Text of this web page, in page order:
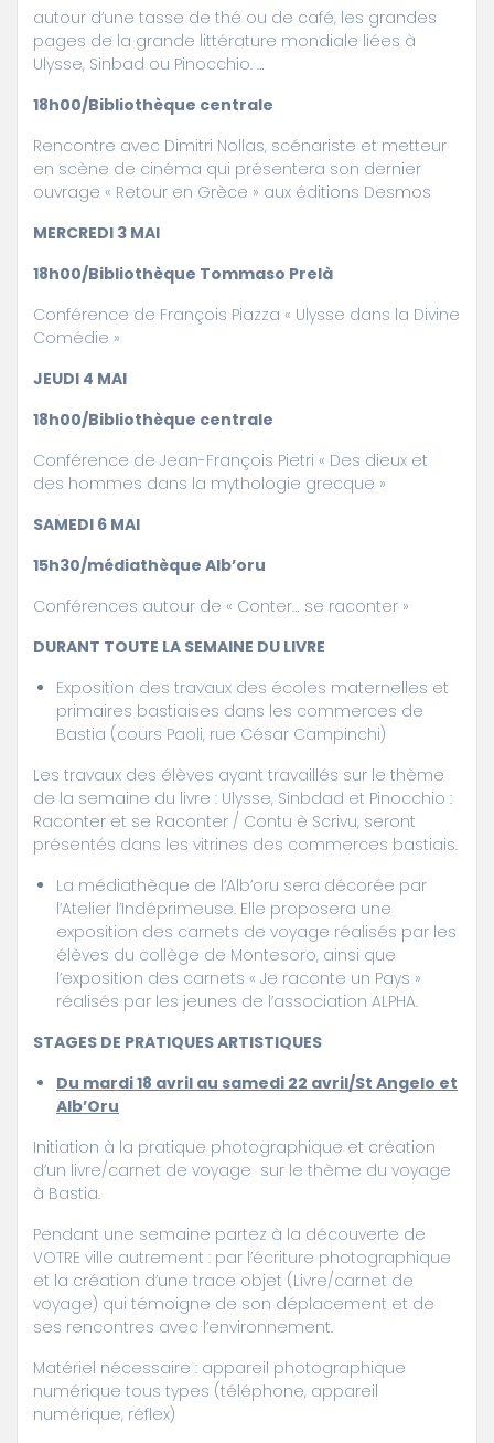
autour d’une tasse de thé ou de café, les grandes
pages de la grande littérature mondiale liées à
Ulysse, Sinbad ou Pinocchio. …
18h00/Bibliothèque centrale
Rencontre avec Dimitri Nollas, scénariste et metteur
en scène de cinéma qui présentera son dernier
ouvrage « Retour en Grèce » aux éditions Desmos
MERCREDI 3 MAI
18h00/Bibliothèque Tommaso Prelà
Conférence de François Piazza « Ulysse dans la Divine
Comédie »
JEUDI 4 MAI
18h00/Bibliothèque centrale
Conférence de Jean-François Pietri « Des dieux et
des hommes dans la mythologie grecque »
SAMEDI 6 MAI
15h30/médiathèque Alb’oru
Conférences autour de « Conter… se raconter »
DURANT TOUTE LA SEMAINE DU LIVRE
Exposition des travaux des écoles maternelles et
primaires bastiaises dans les commerces de
Bastia (cours Paoli, rue César Campinchi)
Les travaux des élèves ayant travaillés sur le thème
de la semaine du livre : Ulysse, Sinbdad et Pinocchio :
Raconter et se Raconter / Contu è Scrivu, seront
présentés dans les vitrines des commerces bastiais.
La médiathèque de l’Alb’oru sera décorée par
l’Atelier l’Indéprimeuse. Elle proposera une
exposition des carnets de voyage réalisés par les
élèves du collège de Montesoro, ainsi que
l’exposition des carnets « Je raconte un Pays »
réalisés par les jeunes de l’association ALPHA.
STAGES DE PRATIQUES ARTISTIQUES
Du mardi 18 avril au samedi 22 avril/St Angelo et
Alb’Oru
Initiation à la pratique photographique et création
d’un livre/carnet de voyage sur le thème du voyage
à Bastia.
Pendant une semaine partez à la découverte de
VOTRE ville autrement : par l’écriture photographique
et la création d’une trace objet (Livre/carnet de
voyage) qui témoigne de son déplacement et de
ses rencontres avec l’environnement.
Matériel nécessaire : appareil photographique
numérique tous types (téléphone, appareil
numérique, réflex)